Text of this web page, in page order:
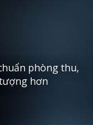
phòng thu,
hơn